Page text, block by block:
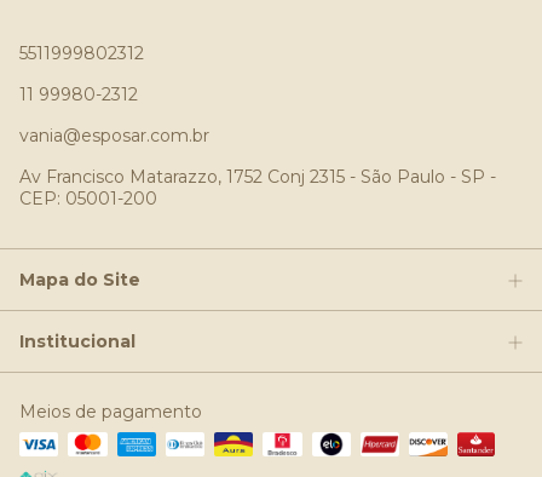
5511999802312
11 99980-2312
vania@esposar.com.br
Av Francisco Matarazzo, 1752 Conj 2315 - São Paulo - SP -
CEP: 05001-200
Mapa do Site
Institucional
Meios de pagamento